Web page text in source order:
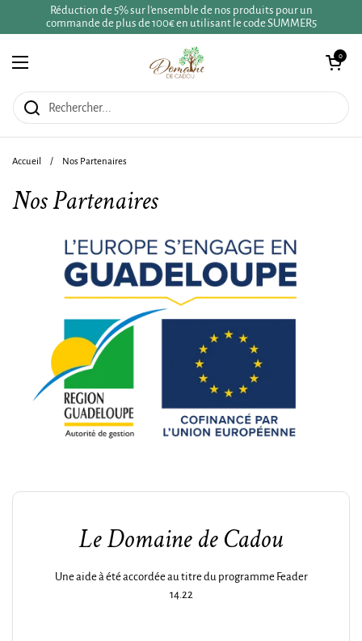
Passer au contenuRéduction de 5% sur l'ensemble de nos produits pour un
commande de plus de 100€ en utilisant le code SUMMER5
Ouvrir le menu
Ouvrir le panier
0
Accueil / Nos Partenaires
Nos Partenaires
Le Domaine de Cadou
Une aide à été accordée au titre du programme Feader
14.22